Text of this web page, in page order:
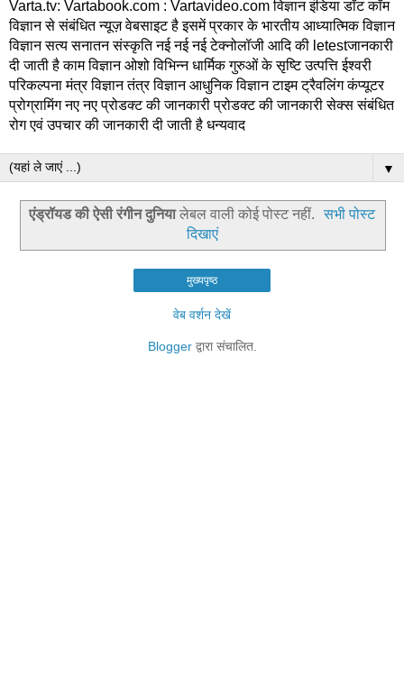
Varta.tv: Vartabook.com : Vartavideo.com विज्ञान इंडिया डॉट कॉम
विज्ञान से संबंधित न्यूज़ वेबसाइट है इसमें प्रकार के भारतीय आध्यात्मिक विज्ञान
विज्ञान सत्य सनातन संस्कृति नई नई नई टेक्नोलॉजी आदि की letestजानकारी
दी जाती है काम विज्ञान ओशो विभिन्न धार्मिक गुरुओं के सृष्टि उत्पत्ति ईश्वरी
परिकल्पना मंत्र विज्ञान तंत्र विज्ञान आधुनिक विज्ञान टाइम ट्रैवलिंग कंप्यूटर
प्रोग्रामिंग नए नए प्रोडक्ट की जानकारी प्रोडक्ट की जानकारी सेक्स संबंधित
रोग एवं उपचार की जानकारी दी जाती है धन्यवाद
▼
एंड्रॉयड की ऐसी रंगीन दुनियालेबल वाली कोई पोस्ट नहीं.
सभी पोस्ट
दिखाएं
मुख्यपृष्ठ
वेब वर्शन देखें
Bloggerद्वारा संचालित.